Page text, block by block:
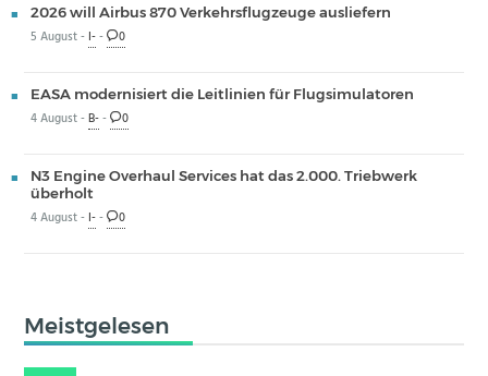
2026 will Airbus 870 Verkehrsflugzeuge ausliefern
5 August - I-- 0
EASA modernisiert die Leitlinien für Flugsimulatoren
4 August -B-- 0
N3 Engine Overhaul Services hat das 2.000. Triebwerk
überholt
4 August - I-- 0
Meistgelesen